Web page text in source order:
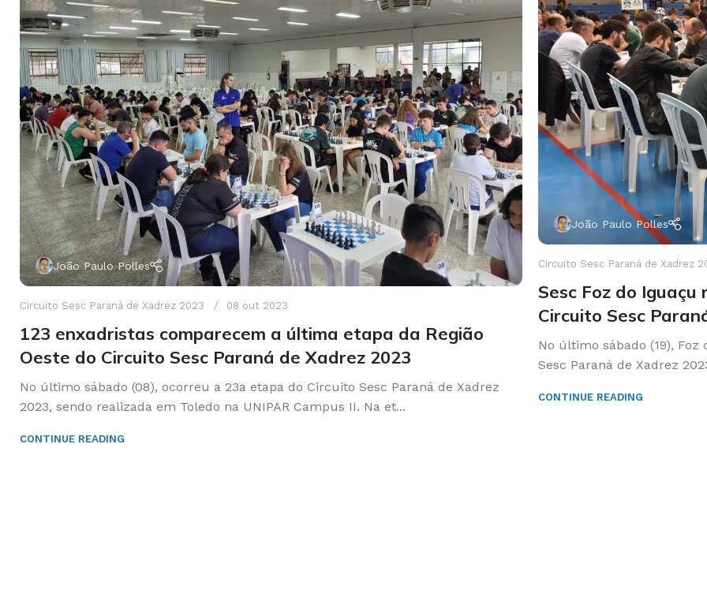
João Paulo Polles
Circuito Sesc Paraná de Xadrez 2023 08 out 2023
123 enxadristas comparecem a última etapa da Região
Oeste do Circuito Sesc Paraná de Xadrez 2023
No último sábado (08), ocorreu a 23a etapa do Circuito Sesc Paraná de Xadrez
2023, sendo realizada em Toledo na UNIPAR Campus II. Na et...
CONTINUE READING
João Paulo Polles
Circuito Sesc Paraná de Xadrez
Sesc Foz do
Circuito Sesc
No último sábado (19),
Sesc Paraná de Xadrez
CONTINUE READING